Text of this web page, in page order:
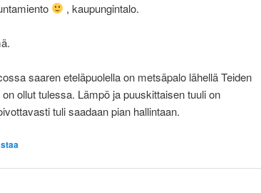
, kaupungintalo.
saaren eteläpuolella on metsäpalo lähellä Teiden
ollut tulessa. Lämpö ja puuskittaisen tuuli on
tuli saadaan pian hallintaan.